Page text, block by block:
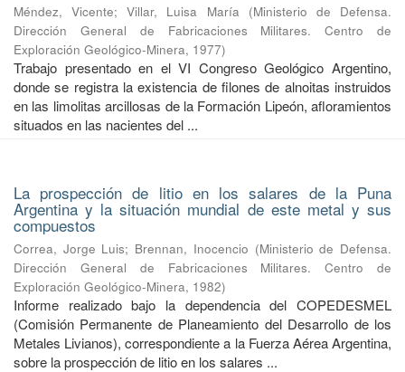
Méndez, Vicente;Villar, Luisa María (Ministerio de Defensa.
Dirección General de Fabricaciones Militares. Centro de
Exploración Geológico-Minera, 1977)
Trabajo presentado en el VI Congreso Geológico Argentino,
donde se registra la existencia de filones de alnoitas instruidos
en las limolitas arcillosas de la Formación Lipeón, afloramientos
situados en las nacientes del ...
La prospección de litio en los salares de la Puna
Argentina y la situación mundial de este metal y sus
compuestos
Correa, Jorge Luis; Brennan, Inocencio (Ministerio de Defensa.
Dirección General de Fabricaciones Militares. Centro de
Exploración Geológico-Minera, 1982)
Informe realizado bajo la dependencia del COPEDESMEL
(Comisión Permanente de Planeamiento del Desarrollo de los
Metales Livianos), correspondiente a la Fuerza Aérea Argentina,
sobre la prospección de litio en los salares ...